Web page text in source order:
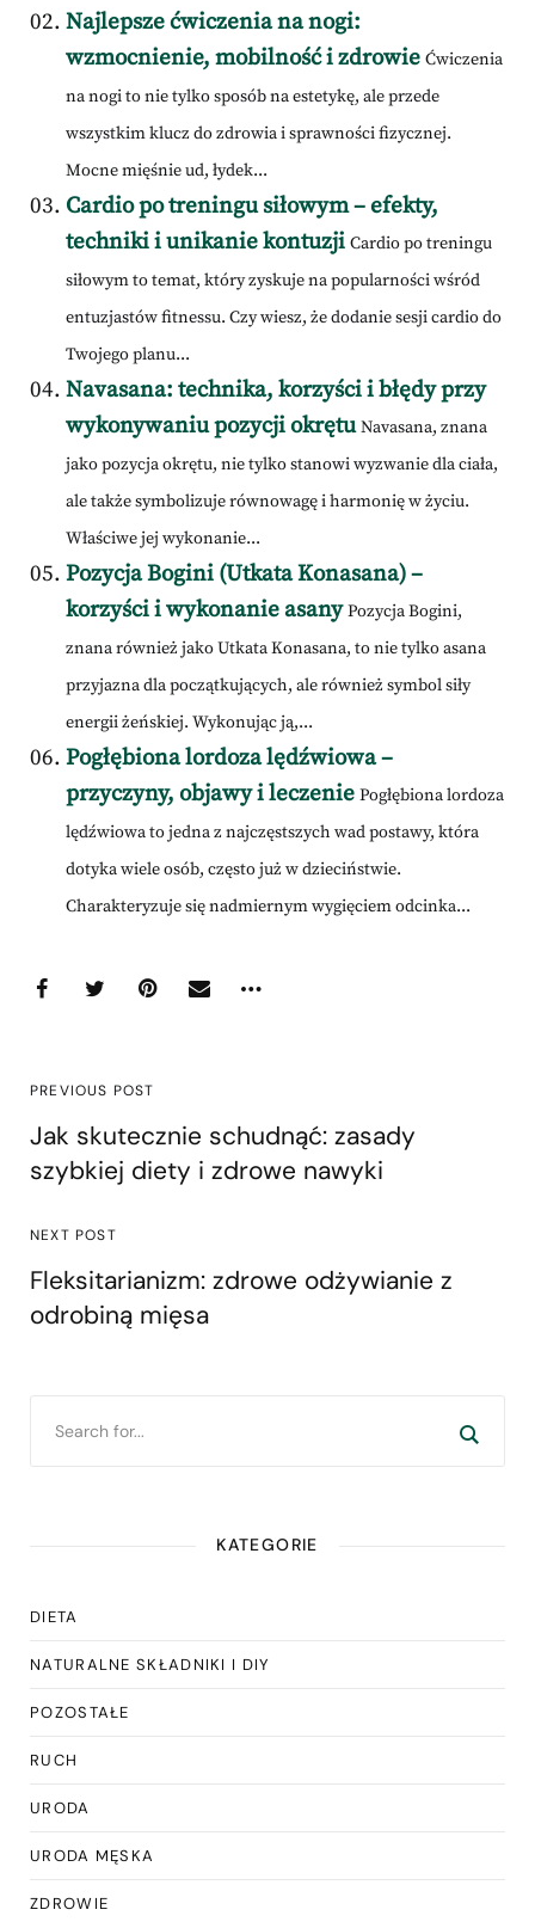
Najlepsze ćwiczenia na nogi:
wzmocnienie, mobilność i zdrowie Ćwiczenia
na nogi to nie tylko sposób na estetykę, ale przede
wszystkim klucz do zdrowia i sprawności fizycznej.
Mocne mięśnie ud, łydek...
Cardio po treningu siłowym – efekty,
techniki i unikanie kontuzji Cardio po treningu
siłowym to temat, który zyskuje na popularności wśród
entuzjastów fitnessu. Czy wiesz, że dodanie sesji cardio do
Twojego planu...
Navasana: technika, korzyści i błędy przy
wykonywaniu pozycji okrętu Navasana, znana
jako pozycja okrętu, nie tylko stanowi wyzwanie dla ciała,
ale także symbolizuje równowagę i harmonię w życiu.
Właściwe jej wykonanie...
Pozycja Bogini (Utkata Konasana) –
korzyści i wykonanie asany Pozycja Bogini,
znana również jako Utkata Konasana, to nie tylko asana
przyjazna dla początkujących, ale również symbol siły
energii żeńskiej. Wykonując ją,...
Pogłębiona lordoza lędźwiowa –
przyczyny, objawy i leczenie Pogłębiona lordoza
lędźwiowa to jedna z najczęstszych wad postawy, która
dotyka wiele osób, często już w dzieciństwie.
Charakteryzuje się nadmiernym wygięciem odcinka...
PREVIOUS POST
Jak skutecznie schudnąć: zasady
szybkiej diety i zdrowe nawyki
NEXT POST
Fleksitarianizm: zdrowe odżywianie z
odrobiną mięsa
KATEGORIE
DIETA
NATURALNE SKŁADNIKI I DIY
POZOSTAŁE
RUCH
URODA
URODA MĘSKA
ZDROWIE